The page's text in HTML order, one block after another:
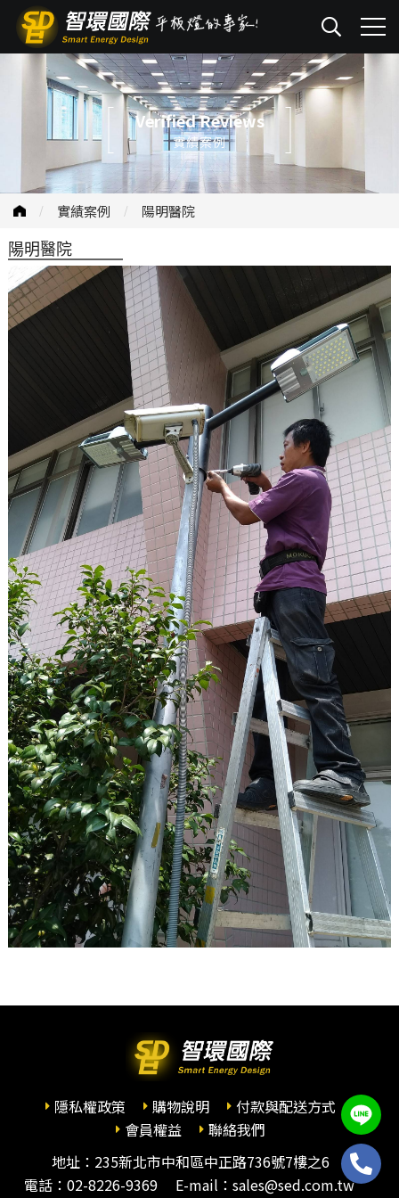
Verified Reviews
實績案例
實績案例 陽明醫院
陽明醫院
隱私權政策 購物說明
付款與配送方式
會員權益
聯絡我們
地址：235新北市中和區中正路736號7樓之6
電話： 02-8226-9369 E-mail：sales@sed.com.tw